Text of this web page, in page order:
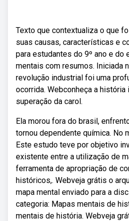
Texto que contextualiza o que
suas causas, características e
para estudantes do 9º ano e do
mentais com resumos. Iniciada
revolução industrial foi uma
ocorrida. Webconheça a história
superação da carol.
Ela morou fora do brasil,
tornou dependente química. No
Este estudo teve por objetivo
existente entre a utilização de
ferramenta de apropriação de
históricos,. Webveja grátis o
mapa mental enviado para a
categoria: Mapas mentais de
mentais de história. Webveja